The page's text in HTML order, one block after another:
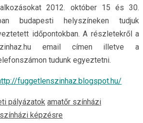
2012. október 15 és 30.
budapesti helyszíneken tudjuk
időpontokban. A részletekről a
email címen illetve a
tudunk egyeztetni.
fuggetlenszinhaz.blogspot.hu/
pályázatok amatőr színházi
képzésre